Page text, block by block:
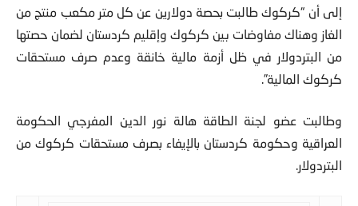
إلى أن “كركوك طالبت بحصة دولارين عن كل متر مكعب منتج من
الغاز وهناك مفاوضات بين كركوك وإقليم كردستان لضمان حصتها
من البتردولار في ظل أزمة مالية خانقة وعدم صرف مستحقات
كركوك المالية”.
وطالبت عضو لجنة الطاقة هالة نور الدين المفرجي الحكومة
العراقية وحكومة كردستان بالإيفاء بصرف مستحقات كركوك من
البتردولار.